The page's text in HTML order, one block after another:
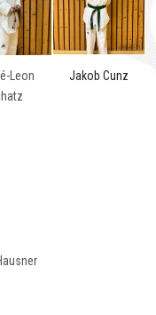
Leon
Jakob Cunz